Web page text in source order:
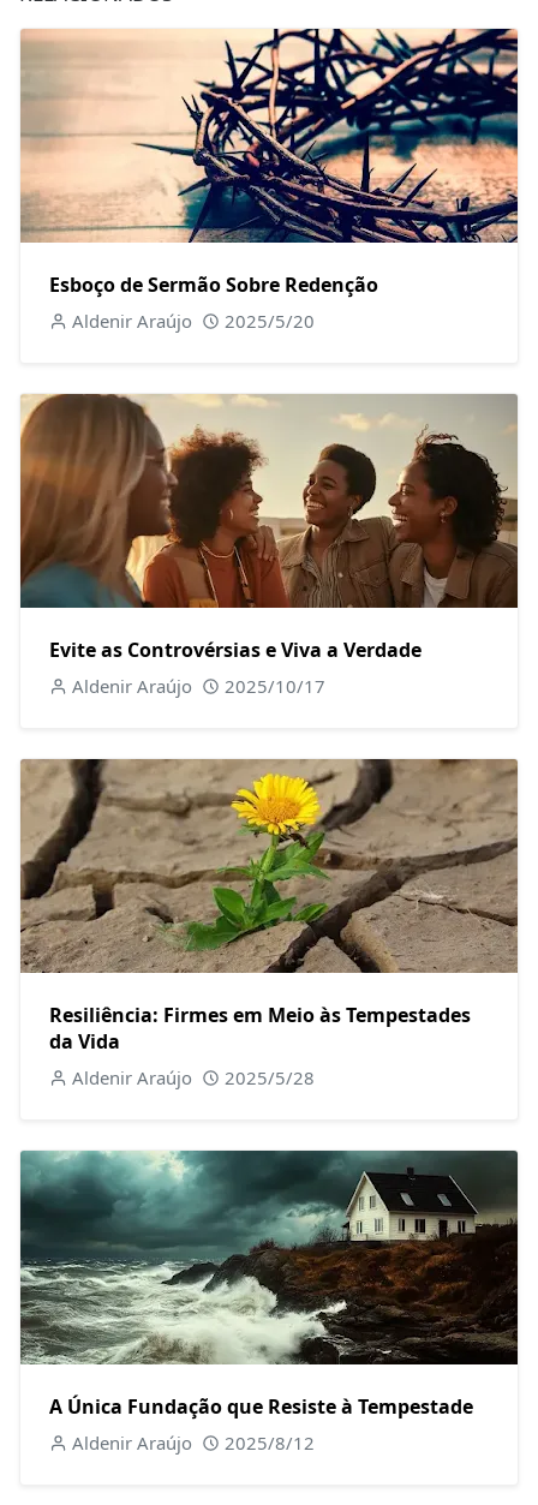
Esboço de Sermão Sobre Redenção
Aldenir Araújo 2025/5/20
Evite as Controvérsias e Viva a Verdade
Aldenir Araújo 2025/10/17
Resiliência: Firmes em Meio às Tempestades
da Vida
Aldenir Araújo 2025/5/28
A Única Fundação que Resiste à Tempestade
Aldenir Araújo 2025/8/12